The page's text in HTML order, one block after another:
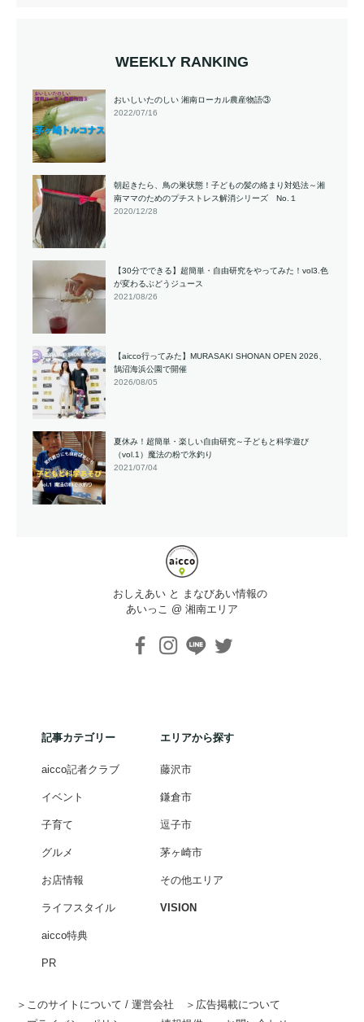
WEEKLY RANKING
おいしいたのしい 湘南ローカル農産物語③
2022/07/16
朝起きたら、鳥の巣状態！子どもの髪の絡まり対処法～湘
南ママのためのプチストレス解消シリーズ No.１
2020/12/28
【30分でできる】超簡単・自由研究をやってみた！vol3.色
が変わるぶどうジュース
2021/08/26
【aicco行ってみた】MURASAKI SHONAN OPEN 2026、
鵠沼海浜公園で開催
2026/08/05
夏休み！超簡単・楽しい自由研究～子どもと科学遊び
（vol.1）魔法の粉で氷釣り
2021/07/04
おしえあい と まなびあい情報の
あいっこ @ 湘南エリア
記事カテゴリー
aicco記者クラブ
イベント
子育て
グルメ
お店情報
ライフスタイル
aicco特典
PR
エリアから探す
藤沢市
鎌倉市
逗子市
茅ヶ崎市
その他エリア
VISION
このサイトについて / 運営会社
広告掲載について